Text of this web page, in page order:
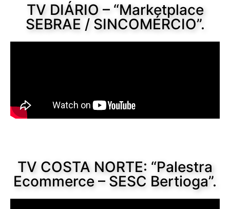
TV DIÁRIO – “Marketplace
SEBRAE / SINCOMÉRCIO”.
TV COSTA NORTE: “Palestra
Ecommerce – SESC Bertioga”.